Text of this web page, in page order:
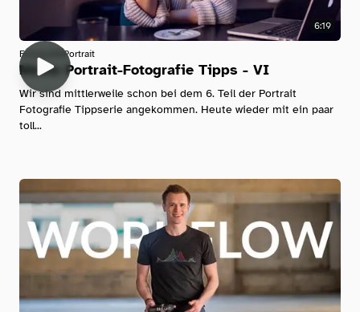
6:19
Fotografie Portrait
Meine Portrait-Fotografie Tipps - VI
Wir sind mittlerweile schon bei dem 6. Teil der Portrait
Fotografie Tippserie angekommen. Heute wieder mit ein paar
toll...